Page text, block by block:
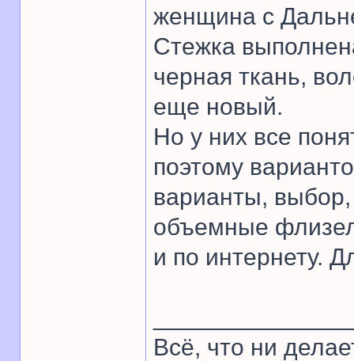
женщина с
Стежка
черная ткань,
еще новый.
Но у них все
поэтому
варианты,
объемные
и по интернету.
Всё, что ни